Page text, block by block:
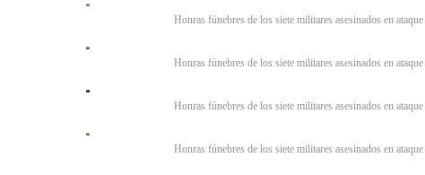
Honras fúnebres de los siete militares asesinados en
Honras fúnebres de los siete militares asesinados en
Honras fúnebres de los siete militares asesinados en
Honras fúnebres de los siete militares asesinados en